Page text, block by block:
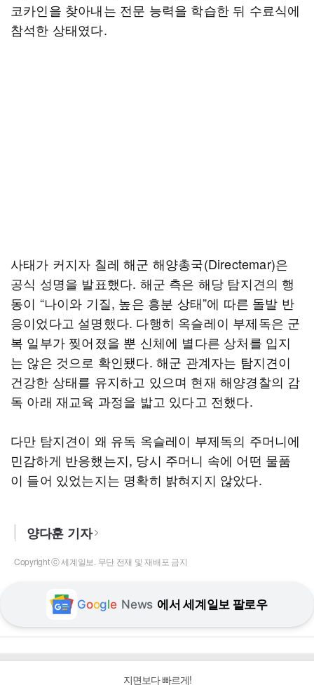
코카인을 찾아내는 전문 능력을 학습한 뒤 수료식에
참석한 상태였다.
사태가 커지자 칠레 해군 해양총국(Directemar)은
공식 성명을 발표했다. 해군 측은 해당 탐지견의 행
동이 “나이와 기질, 높은 흥분 상태”에 따른 돌발 반
응이었다고 설명했다. 다행히 옥슬레이 부제독은 군
복 일부가 찢어졌을 뿐 신체에 별다른 상처를 입지
는 않은 것으로 확인됐다. 해군 관계자는 탐지견이
건강한 상태를 유지하고 있으며 현재 해양경찰의 감
독 아래 재교육 과정을 밟고 있다고 전했다.
다만 탐지견이 왜 유독 옥슬레이 부제독의 주머니에
민감하게 반응했는지, 당시 주머니 속에 어떤 물품
이 들어 있었는지는 명확히 밝혀지지 않았다.
양다훈 기자
Copyright ⓒ 세계일보. 무단 전재 및 재배포 금지
Google News 에서 세계일보 팔로우
지면보다 빠르게!